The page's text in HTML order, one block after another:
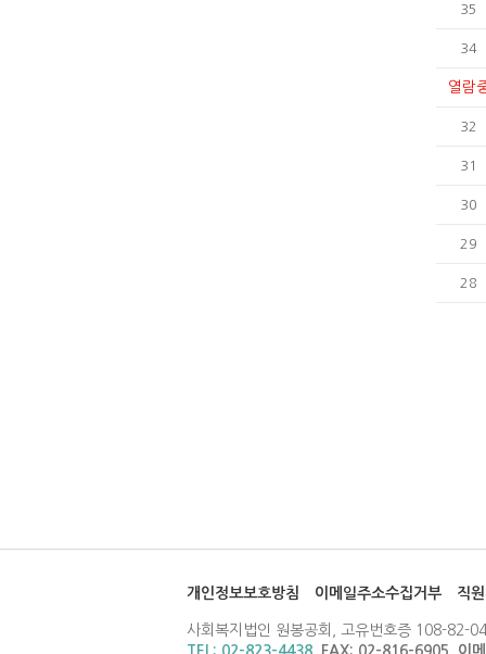
35
34
열람
32
31
30
29
28
개인정보보호방침 이메일주소수집거부 직
사회복지법인 원봉공회, 고유번호증 108-82-
TEL: 02-823-4438 , FAX: 02-816-6905, 이